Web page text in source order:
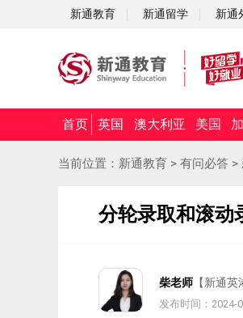
新通教育 新通留学 新通
首页 英国 澳大利亚 美国
当前位置： 新通教育 > 有问必答 >
分轮录取和滚动
柴老师 【新通
发布时间：2024-